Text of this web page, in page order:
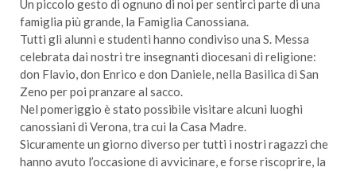
Un piccolo gesto di ognuno di noi per sentirci parte di una
famiglia più grande, la Famiglia Canossiana.
Tutti gli alunni e studenti hanno condiviso una S. Messa
celebrata dai nostri tre insegnanti diocesani di religione:
don Flavio, don Enrico e don Daniele, nella Basilica di San
Zeno per poi pranzare al sacco.
Nel pomeriggio è stato possibile visitare alcuni luoghi
canossiani di Verona, tra cui la Casa Madre.
Sicuramente un giorno diverso per tutti i nostri ragazzi che
hanno avuto l’occasione di avvicinare, e forse riscoprire, la